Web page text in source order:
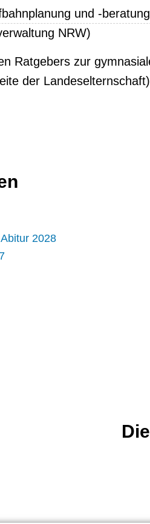
und -
NRW)
Ratgebers zur
der Landeselternschaft)
2028